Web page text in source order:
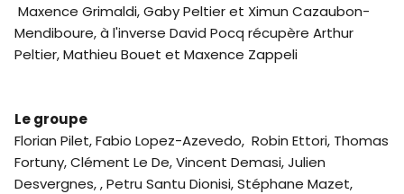
Maxence Grimaldi, Gaby Peltier et Ximun Cazaubon-
Mendiboure, à l'inverse David Pocq récupère Arthur
Peltier, Mathieu Bouet et Maxence Zappeli
Le groupe
Florian Pilet, Fabio Lopez-Azevedo, Robin Ettori, Thomas
Fortuny, Clément Le De, Vincent Demasi, Julien
Desvergnes, , Petru Santu Dionisi, Stéphane Mazet,